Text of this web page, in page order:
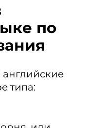
по
типа: